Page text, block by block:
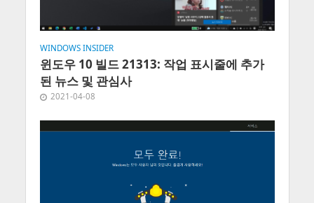
WINDOWS INSIDER
윈도우 10 빌드 21313: 작업 표시줄에 추가
된 뉴스 및 관심사
2021-04-08